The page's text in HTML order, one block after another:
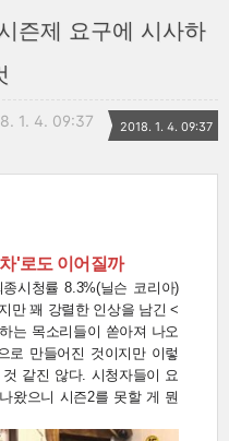
즌제 요구에 시사하
1. 4. 09:37 2018. 1. 4. 09:37
'로도 이어질까
시청률 8.3%(닐슨 코리아)
만 꽤 강렬한 인상을 남긴 <
는 목소리들이 쏟아져 나오
로 만들어진 것이지만 이렇
같진 않다. 시청자들이 요
왔으니 시즌2를 못할 게 뭔